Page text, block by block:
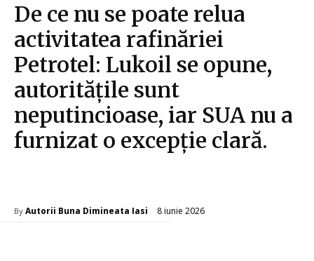
De ce nu se poate relua
activitatea rafinăriei
Petrotel: Lukoil se opune,
autoritățile sunt
neputincioase, iar SUA nu a
furnizat o excepție clară.
By Autorii Buna Dimineata Iasi 8 iunie 2026